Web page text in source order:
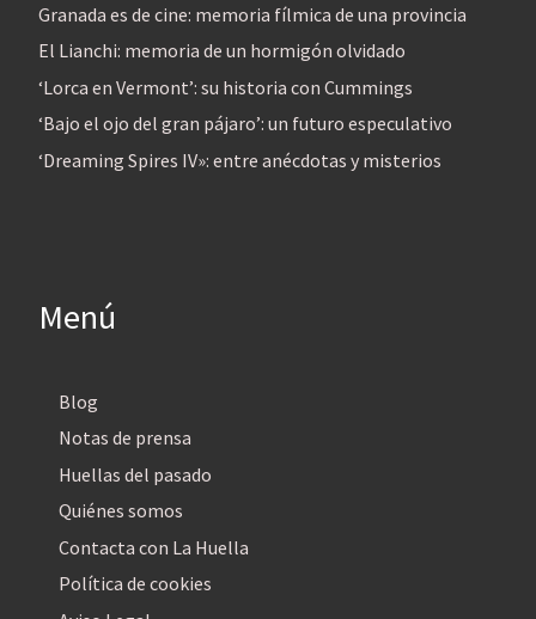
Granada es de cine: memoria fílmica de una provincia
El Lianchi: memoria de un hormigón olvidado
‘Lorca en Vermont’: su historia con Cummings
‘Bajo el ojo del gran pájaro’: un futuro especulativo
‘Dreaming Spires IV»: entre anécdotas y misterios
Menú
Blog
Notas de prensa
Huellas del pasado
Quiénes somos
Contacta con La Huella
Política de cookies